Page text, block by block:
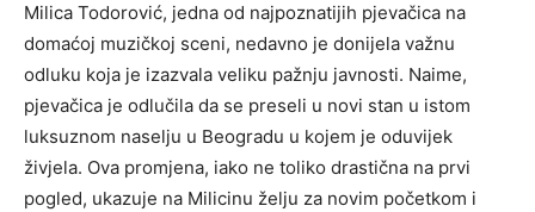
Milica Todorović, jedna od najpoznatijih pjevačica na
domaćoj muzičkoj sceni, nedavno je donijela važnu
odluku koja je izazvala veliku pažnju javnosti. Naime,
pjevačica je odlučila da se preseli u novi stan u istom
luksuznom naselju u Beogradu u kojem je oduvijek
živjela. Ova promjena, iako ne toliko drastična na prvi
pogled, ukazuje na Milicinu želju za novim početkom i